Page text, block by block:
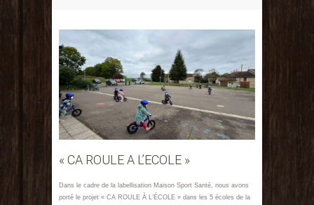
« CA ROULE A L’ECOLE »
Dans le cadre de la labellisation Maison Sport Santé, nous avons
porté le projet « CA ROULE À L’ÉCOLE » dans les 5 écoles de la